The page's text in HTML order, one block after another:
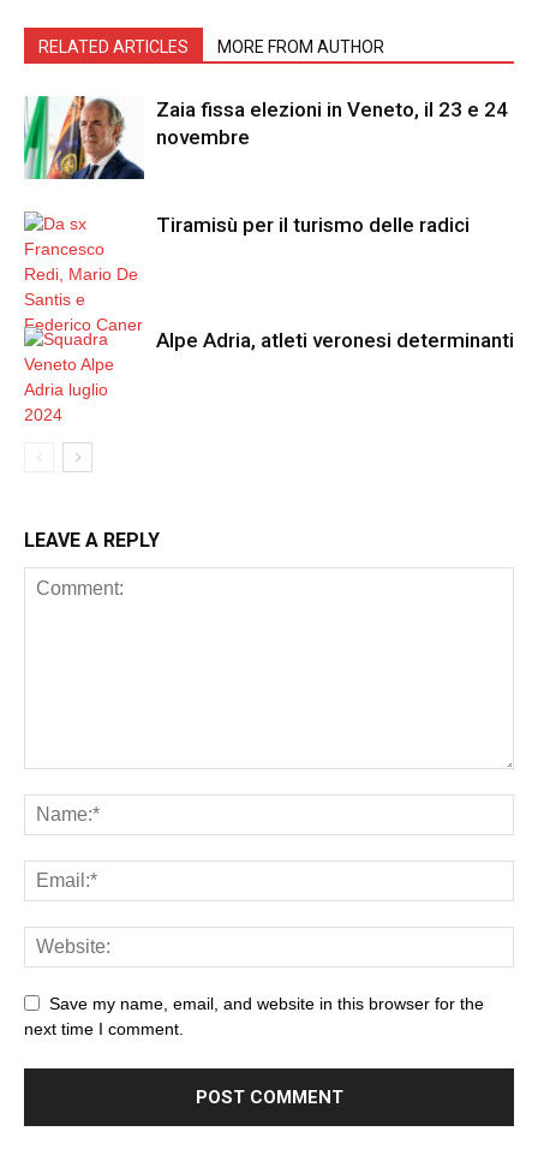
RELATED ARTICLES MORE FROM AUTHOR
Zaia fissa elezioni in Veneto, il 23 e 24
novembre
Tiramisù per il turismo delle radici
Alpe Adria, atleti veronesi determinanti
LEAVE A REPLY
Save my name, email, and website in this browser for the
next time I comment.